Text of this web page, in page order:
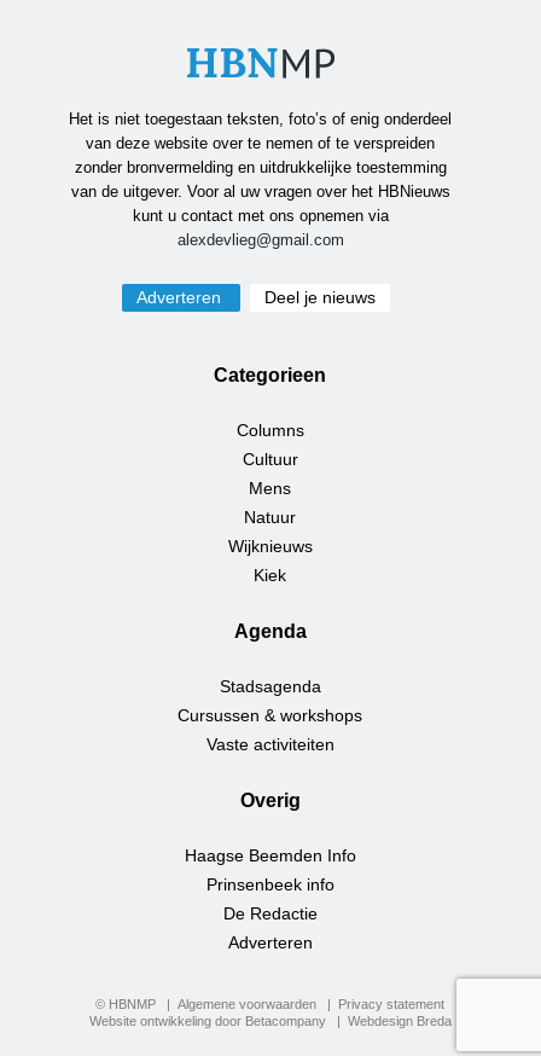
Het is niet toegestaan teksten, foto’s of enig onderdeel
van deze website over te nemen of te verspreiden
zonder bronvermelding en uitdrukkelijke toestemming
van de uitgever. Voor al uw vragen over het HBNieuws
kunt u contact met ons opnemen via
alexdevlieg@gmail.com
Adverteren Deel je nieuws
Categorieen
Columns
Cultuur
Mens
Natuur
Wijknieuws
Kiek
Agenda
Stadsagenda
Cursussen & workshops
Vaste activiteiten
Overig
Haagse Beemden Info
Prinsenbeek info
De Redactie
Adverteren
© HBNMP Algemene voorwaarden
Privacy statement
Website ontwikkeling door Betacompany
Webdesign Breda